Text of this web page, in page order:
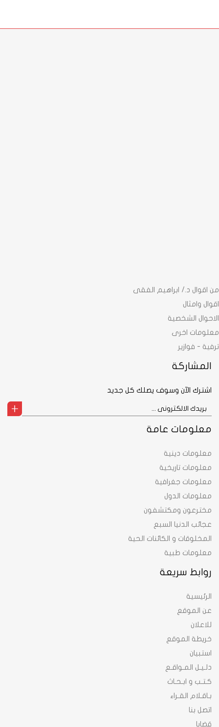
روابط سريعة
الرئيسية
عن الموقع
للاعلان
خريطة الموقع
استبيان
دلـيـل المـواقـع
كـتـب و ابـحـاث
بـاقـلام القـراء
اتصل بنا
قضايا
معلومات عامة
معلومات دينية
معلومات تاريخية
معلومات جغرافية
معلومات الدول
مخترعون ومكتشفون
عجائب الدنيا السبع
المخلوقات و الكائنات الحية
معلومات طبية
من اقوال د./ ابراهيم الفقى
اقوال وامثال
الاحوال الشخصية
معلومات اخرى
ترفية - فوازير
المشاركة
اشترك الآن وسوف يصلك كل جديد